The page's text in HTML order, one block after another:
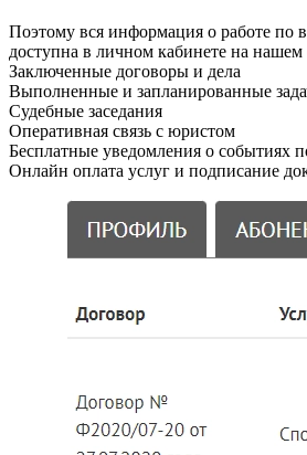
Поэтому вся информация о работе по
доступна в личном кабинете на нашем
Заключенные договоры и дела
Выполненные и запланированные
Судебные заседания
Оперативная связь с юристом
Бесплатные уведомления о событиях
Онлайн оплата услуг и подписание